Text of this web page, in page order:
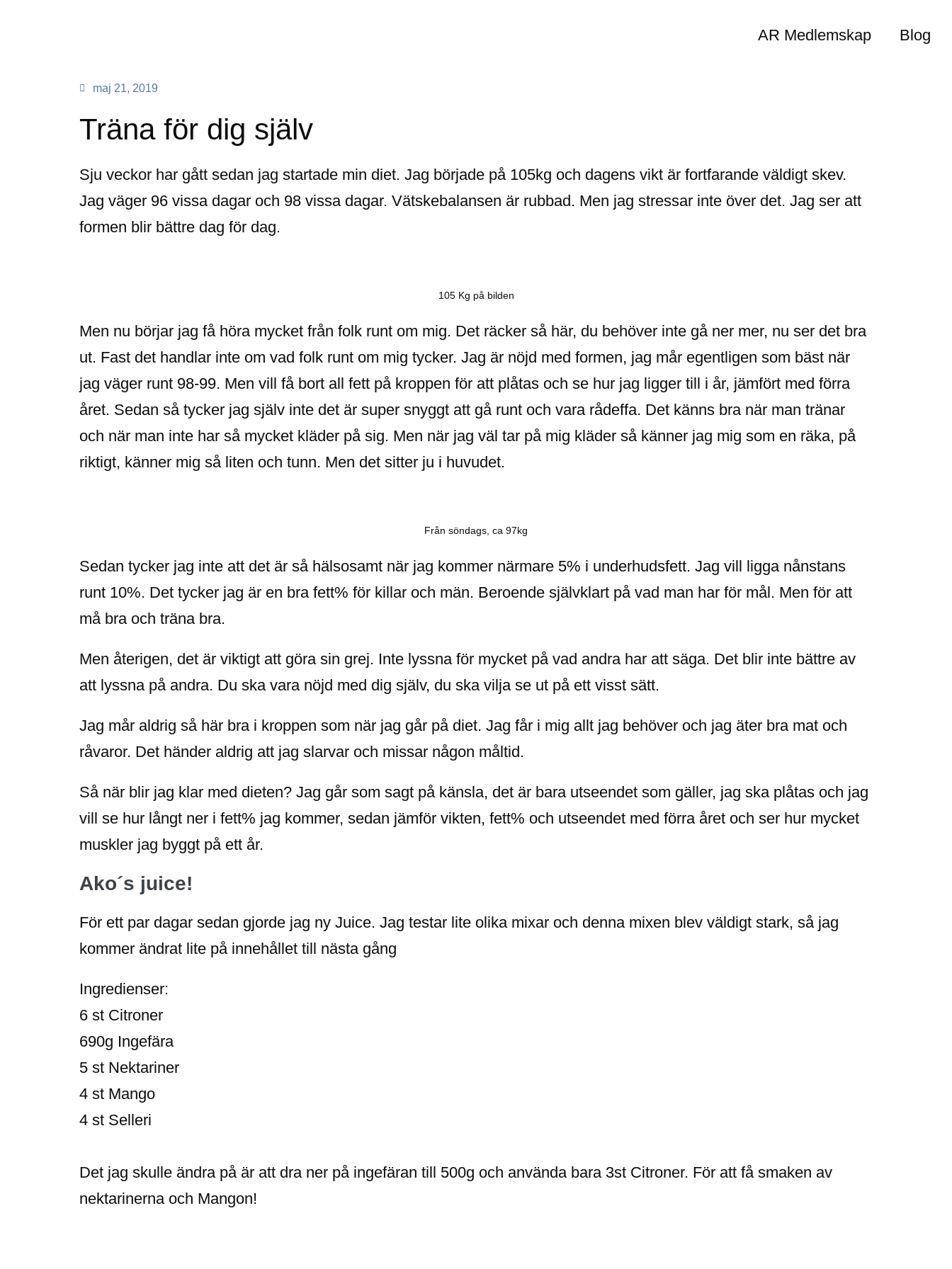
AR Medlemskap Blog
maj 21, 2019
Träna för dig själv
Sju veckor har gått sedan jag startade min diet. Jag började på 105kg och dagens vikt är fortfarande väldigt skev.
Jag väger 96 vissa dagar och 98 vissa dagar. Vätskebalansen är rubbad. Men jag stressar inte över det. Jag ser att
formen blir bättre dag för dag.
105 Kg på bilden
Men nu börjar jag få höra mycket från folk runt om mig. Det räcker så här, du behöver inte gå ner mer, nu ser det bra
ut. Fast det handlar inte om vad folk runt om mig tycker. Jag är nöjd med formen, jag mår egentligen som bäst när
jag väger runt 98-99. Men vill få bort all fett på kroppen för att plåtas och se hur jag ligger till i år, jämfört med förra
året. Sedan så tycker jag själv inte det är super snyggt att gå runt och vara rådeffa. Det känns bra när man tränar
och när man inte har så mycket kläder på sig. Men när jag väl tar på mig kläder så känner jag mig som en räka, på
riktigt, känner mig så liten och tunn. Men det sitter ju i huvudet.
Från söndags, ca 97kg
Sedan tycker jag inte att det är så hälsosamt när jag kommer närmare 5% i underhudsfett. Jag vill ligga nånstans
runt 10%. Det tycker jag är en bra fett% för killar och män. Beroende självklart på vad man har för mål. Men för att
må bra och träna bra.
Men återigen, det är viktigt att göra sin grej. Inte lyssna för mycket på vad andra har att säga. Det blir inte bättre av
att lyssna på andra. Du ska vara nöjd med dig själv, du ska vilja se ut på ett visst sätt.
Jag mår aldrig så här bra i kroppen som när jag går på diet. Jag får i mig allt jag behöver och jag äter bra mat och
råvaror. Det händer aldrig att jag slarvar och missar någon måltid.
Så när blir jag klar med dieten? Jag går som sagt på känsla, det är bara utseendet som gäller, jag ska plåtas och jag
vill se hur långt ner i fett% jag kommer, sedan jämför vikten, fett% och utseendet med förra året och ser hur mycket
muskler jag byggt på ett år.
Ako´s juice!
För ett par dagar sedan gjorde jag ny Juice. Jag testar lite olika mixar och denna mixen blev väldigt stark, så jag
kommer ändrat lite på innehållet till nästa gång
Ingredienser:
6 st Citroner
690g Ingefära
5 st Nektariner
4 st Mango
4 st Selleri
Det jag skulle ändra på är att dra ner på ingefäran till 500g och använda bara 3st Citroner. För att få smaken av
nektarinerna och Mangon!